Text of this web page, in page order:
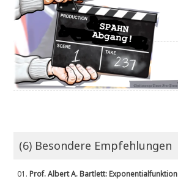
(6) Besondere Empfehlungen
01.Prof. Albert A. Bartlett: Exponentialfunktion